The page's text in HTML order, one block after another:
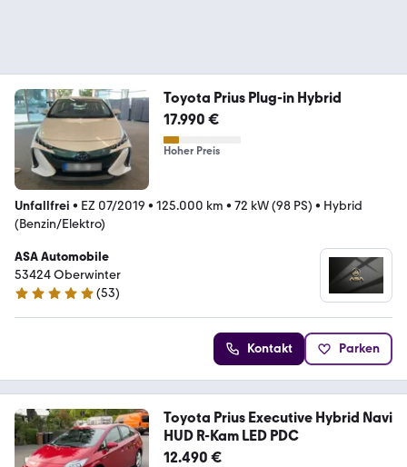
Toyota Prius Plug-in Hybrid
17.990 €
Hoher Preis
Unfallfrei • EZ 07/2019 • 125.000 km • 72 kW (98 PS) • Hybrid
(Benzin/Elektro)
ASA Automobile
53424 Oberwinter
5 Sterne
(53)
Kontakt Parken
Toyota Prius Executive Hybrid Navi
HUD R-Kam LED PDC
12.490 €